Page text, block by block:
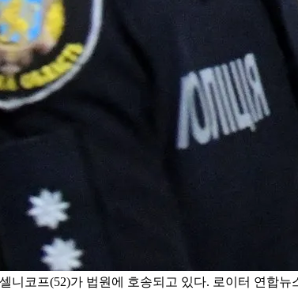
니코프(52)가 법원에 호송되고 있다. 로이터 연합뉴